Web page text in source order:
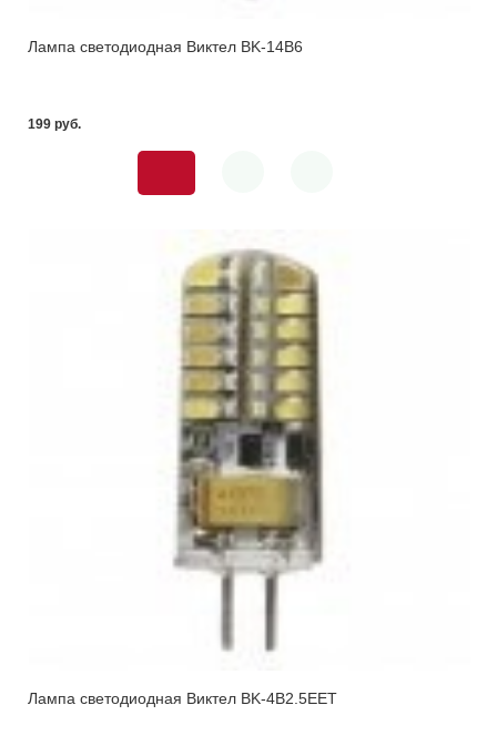
Лампа светодиодная Виктел BK-14B6
199 pуб.
Лампа светодиодная Виктел BK-4B2.5EET